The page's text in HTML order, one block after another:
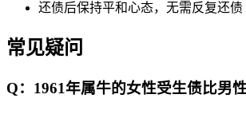
还债后保持平和心态，无需反复还债
常见疑问
Q：1961年属牛的女性受生债比男性